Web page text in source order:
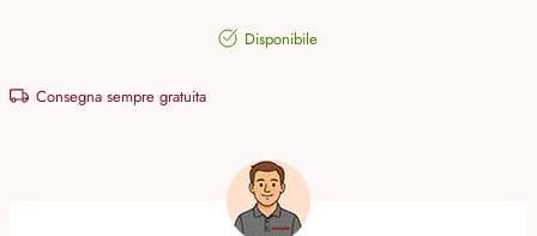
Disponibile
Consegna sempre gratuita